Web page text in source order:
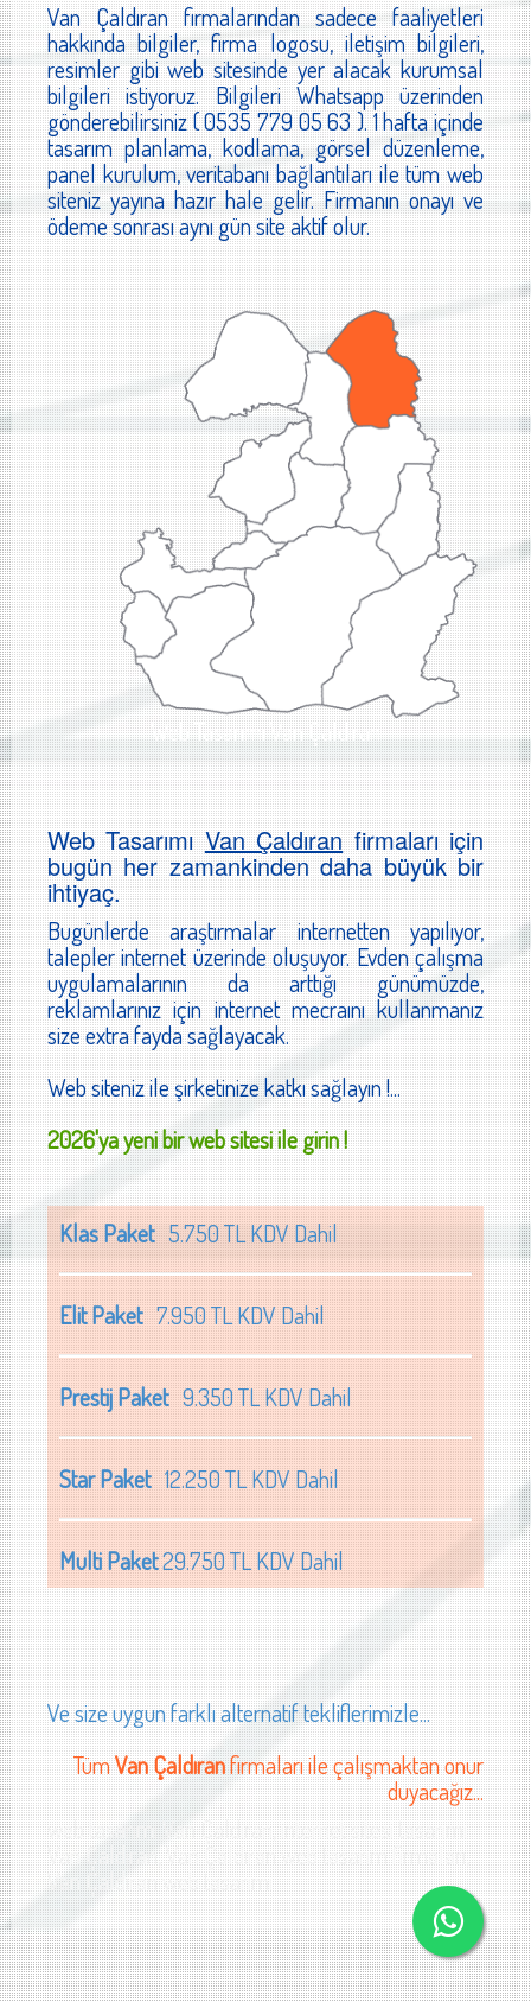
Van Çaldıran firmalarından sadece faaliyetleri
hakkında bilgiler, firma logosu, iletişim bilgileri,
resimler gibi web sitesinde yer alacak kurumsal
bilgileri istiyoruz. Bilgileri Whatsapp üzerinden
gönderebilirsiniz ( 0535 779 05 63 ). 1 hafta içinde
tasarım planlama, kodlama, görsel düzenleme,
panel kurulum, veritabanı bağlantıları ile tüm web
siteniz yayına hazır hale gelir. Firmanın onayı ve
ödeme sonrası aynı gün site aktif olur.
Web Tasarımı Van Çaldıran
Web TasarımıVan Çaldıranfirmaları için
bugün her zamankinden daha büyük bir
ihtiyaç.
Bugünlerde araştırmalar internetten yapılıyor,
talepler internet üzerinde oluşuyor. Evden çalışma
uygulamalarının da arttığı günümüzde,
reklamlarınız için internet mecraını kullanmanız
size extra fayda sağlayacak.
Web siteniz ile şirketinize katkı sağlayın !...
2026'ya yeni bir web sitesi ile girin !
Klas Paket5.750 TL KDV Dahil
Elit Paket7.950 TL KDV Dahil
Prestij Paket9.350 TL KDV Dahil
Star Paket12.250 TL KDV Dahil
Multi Paket29.750 TL KDV Dahil
Ve size uygun farklı alternatif tekliflerimizle...
TümVan Çaldıranfirmaları ile çalışmaktan onur
duyacağız...
web tasarımı Van Çaldıran, internet sitesi tasarımı
Van Çaldıran, Van Çaldıran web tasarım firmaları,
Van Çaldıran web tasarımı
Van demir çelik firması web sitesi tasarımı Van cam sanayi web sitesi